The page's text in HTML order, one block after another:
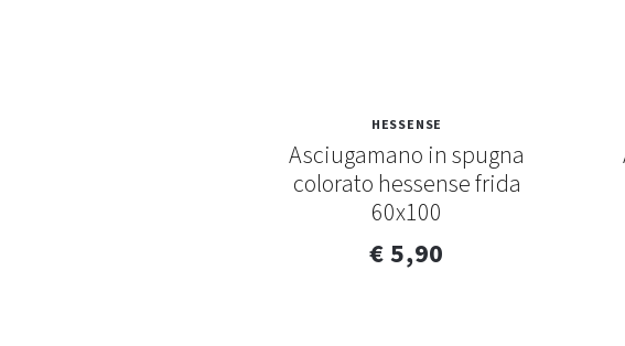
HESSENSE
Asciugamano in spugna
colorato hessense frida
60x100
€ 5,90